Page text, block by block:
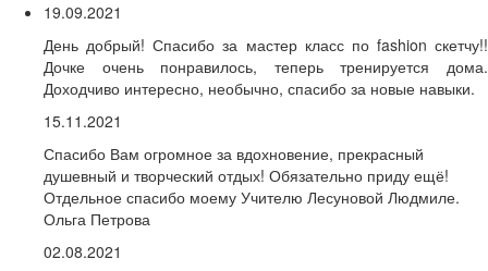
19.09.2021
День добрый! Спасибо за мастер класс по fashion скетчу!!
Дочке очень понравилось, теперь тренируется дома.
Доходчиво интересно, необычно, спасибо за новые навыки.
15.11.2021
Спасибо Вам огромное за вдохновение, прекрасный
душевный и творческий отдых! Обязательно приду ещё!
Отдельное спасибо моему Учителю Лесуновой Людмиле.
Ольга Петрова
02.08.2021